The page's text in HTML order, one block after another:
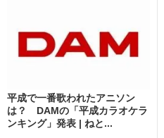
平成で一番歌われたアニソン
は？ DAMの「平成カラオケラ
ンキング」発表 | ねと...